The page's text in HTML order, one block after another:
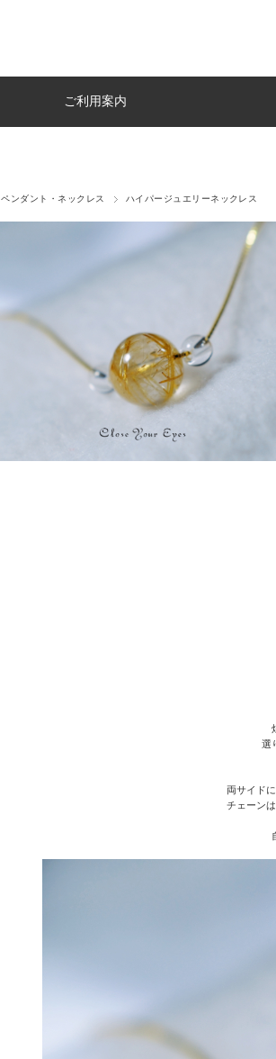
ご利用案内
ペンダント・ネックレス ハイパージュエリーネックレス
選
両サイド
チェーン